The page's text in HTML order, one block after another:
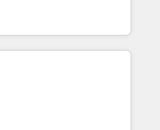
for you! Driving digital
plans that accelerate value...
New or Check-fixing existing
Experts 3️⃣ Integrate |
API Integration project... ⬅️
⬅️ to access 150+ Kickstart
that put HubSpot in the center
or